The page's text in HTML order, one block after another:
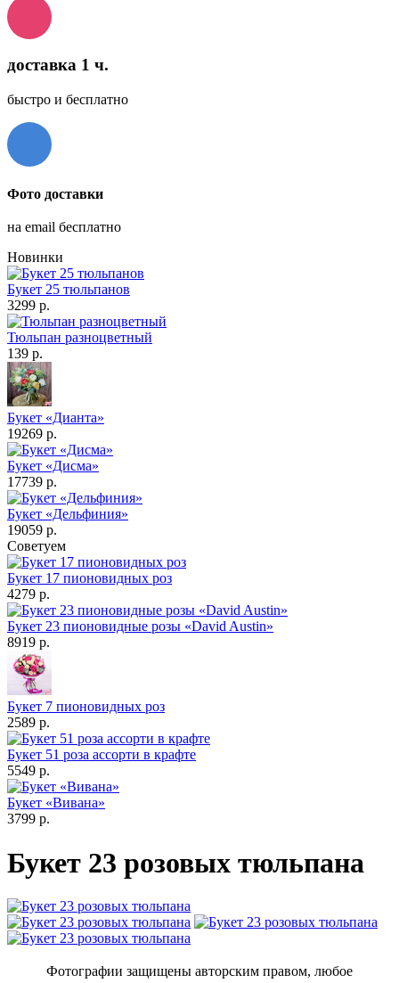
доставка 1 ч.
быстро и бесплатно
Фото доставки
на email бесплатно
Новинки
Букет 25 тюльпанов
3299 р.
Тюльпан разноцветный
139 р.
Букет «Дианта»
19269 р.
Букет «Дисма»
17739 р.
Букет «Дельфиния»
19059 р.
Советуем
Букет 17 пионовидных роз
4279 р.
Букет 23 пионовидные розы «David Austin»
8919 р.
Букет 7 пионовидных роз
2589 р.
Букет 51 роза ассорти в крафте
5549 р.
Букет «Вивана»
3799 р.
Букет 23 розовых тюльпана
Фотографии защищены авторским правом, любое